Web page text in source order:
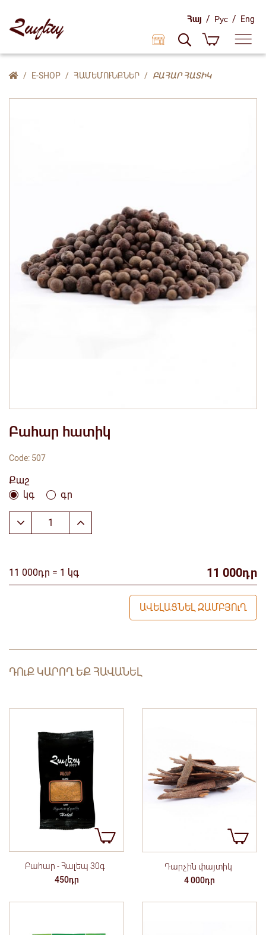
Հայ / Рус / Eng
E-SHOP ՀԱՄԵՄՈՒՆՔՆԵՐ ԲԱՀԱՐ ՀԱՏԻԿ
Բահար հատիկ
Code: 507
Քաշ
կգ
գր
11 000դր = 1 կգ 11 000դր
ԱՎԵԼԱՑՆԵԼ ԶԱՄԲՅՈւՂ
ԴՈւՔ ԿԱՐՈՂ ԵՔ ՀԱՎԱՆԵԼ
Բահար - Հալեպ 30գ
450դր
Դարչին փայտիկ
4 000դր